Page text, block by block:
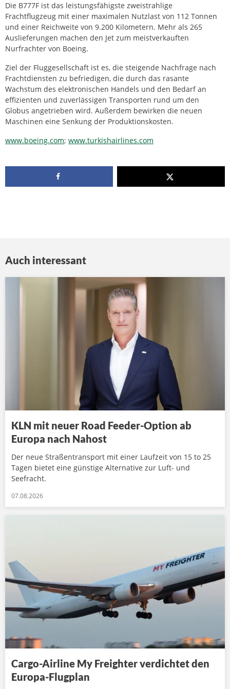
Die B777F ist das leistungsfähigste zweistrahlige
Frachtflugzeug mit einer maximalen Nutzlast von 112 Tonnen
und einer Reichweite von 9.200 Kilometern. Mehr als 265
Auslieferungen machen den Jet zum meistverkauften
Nurfrachter von Boeing.
Ziel der Fluggesellschaft ist es, die steigende Nachfrage nach
Frachtdiensten zu befriedigen, die durch das rasante
Wachstum des elektronischen Handels und den Bedarf an
effizienten und zuverlässigen Transporten rund um den
Globus angetrieben wird. Außerdem bewirken die neuen
Maschinen eine Senkung der Produktionskosten.
www.boeing.com; www.turkishairlines.com
Auch interessant
KLN mit neuer Road Feeder-Option ab
Europa nach Nahost
Der neue Straßentransport mit einer Laufzeit von 15 to 25
Tagen bietet eine günstige Alternative zur Luft- und
Seefracht.
07.08.2026
Cargo-Airline My Freighter verdichtet den
Europa-Flugplan